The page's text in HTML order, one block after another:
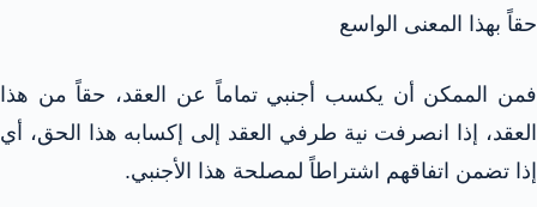
حقاً بهذا المعنى الواسع
فمن الممكن أن يكسب أجنبي تماماً عن العقد، حقاً من هذا
العقد، إذا انصرفت نية طرفي العقد إلى إكسابه هذا الحق، أي
إذا تضمن اتفاقهم اشتراطاً لمصلحة هذا الأجنبي.